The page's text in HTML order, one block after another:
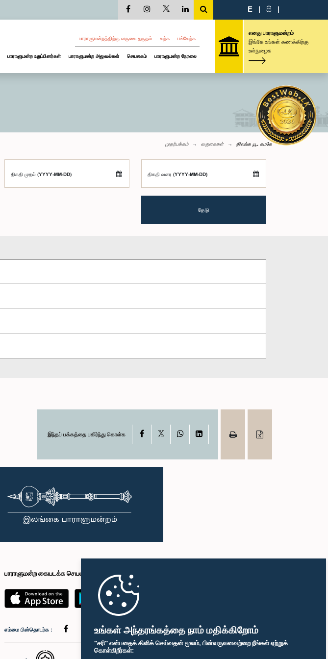
உங்கள் அந்தரங்கத்தை நாம் மதிக்கிறோம்
"சரி" என்பதைக் கிளிக் செய்வதன் மூலம், பின்வருவனவற்றை நீங்கள் ஏற்றுக்
கொள்கிறீர்கள்:
E | සි |
பாராளுமன்றத்திற்கு வருகை தருதல் கற்க பங்கேற்க
பாராளுமன்ற உறுப்பினர்கள் பாராளுமன்ற அலுவல்கள் செயலகம் பாராளுமன்ற நேரலை
எனது பாராளுமன்றம்
இங்கே உங்கள் கணக்கிற்கு
உள்நுழைக
முதற்பக்கம் வருகைகள் திலங்க யூ. கமகே
திகதி முதல் (YYYY-MM-DD) திகதி வரை (YYYY-MM-DD)
தேடு
இந்தப் பக்கத்தை பகிர்ந்து கொள்க Facebook WhatsAppLinkedIn
பாராளுமன்ற கையடக்க செயலி
எம்மை பின்தொடர்க :